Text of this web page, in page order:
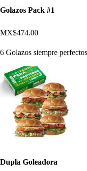
Golazos Pack #1
MX$474.00
6 Golazos siempre
Dupla Goleadora